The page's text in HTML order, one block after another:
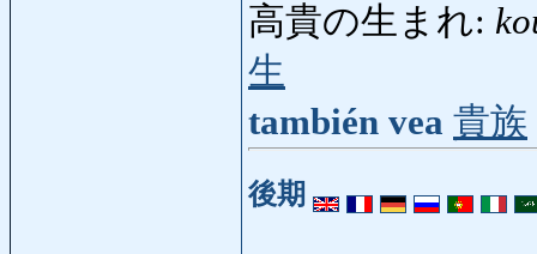
高貴の生まれ:
生
también vea 貴族
後期